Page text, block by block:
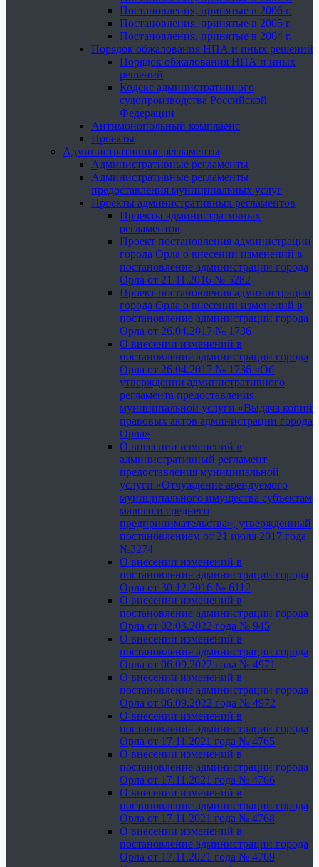
Постановления, принятые в 2006 г.
Постановления, принятые в 2005 г.
Постановления, принятые в 2004 г.
Порядок обжалования НПА и иных решений
Порядок обжалования НПА и иных
решений
Кодекс административного
судопроизводства Российской
Федерации
Антимонопольный комплаенс
Проекты
Административные регламенты
Административные регламенты
Административные регламенты
предоставления муниципальных услуг
Проекты административных регламентов
Проекты административных
регламентов
Проект постановления администрации
города Орла о внесении изменений в
постановление администрации города
Орла от 21.11.2016 № 5282
Проект постановления администрации
города Орла о внесении изменений в
постановление администрации города
Орла от 26.04.2017 № 1736
О внесении изменений в
постановление администрации города
Орла от 26.04.2017 № 1736 «Об
утверждении административного
регламента предоставления
муниципальной услуги «Выдача копий
правовых актов администрации города
Орла»
О внесении изменений в
административный регламент
предоставления муниципальной
услуги «Отчуждение арендуемого
муниципального имущества субъектам
малого и среднего
предпринимательства», утвержденный
постановлением от 21 июля 2017 года
№3274
О внесении изменений в
постановление администрации города
Орла от 30.12.2016 № 6112
О внесении изменений в
постановление администрации города
Орла от 02.03.2022 года № 945
О внесении изменений в
постановление администрации города
Орла от 06.09.2022 года № 4971
О внесении изменений в
постановление администрации города
Орла от 06.09.2022 года № 4972
О внесении изменений в
постановление администрации города
Орла от 17.11.2021 года № 4765
О внесении изменений в
постановление администрации города
Орла от 17.11.2021 года № 4766
О внесении изменений в
постановление администрации города
Орла от 17.11.2021 года № 4768
О внесении изменений в
постановление администрации города
Орла от 17.11.2021 года № 4769